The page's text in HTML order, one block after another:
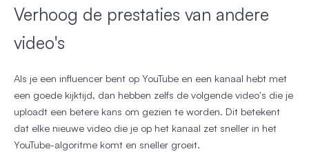
Verhoog de prestaties van andere
video's
Als je een influencer bent op YouTube en een kanaal hebt met
een goede kijktijd, dan hebben zelfs de volgende video's die je
uploadt een betere kans om gezien te worden. Dit betekent
dat elke nieuwe video die je op het kanaal zet sneller in het
YouTube-algoritme komt en sneller groeit.